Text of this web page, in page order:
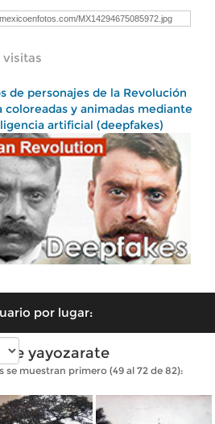
visitas
de personajes de la Revolución
coloreadas y animadas mediante
artificial (deepfakes)
por lugar:
de yayozarate
se muestran primero (49 al 72 de 82):